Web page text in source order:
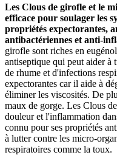
Les Clous de girofle et le
efficace pour soulager les
propriétés expectorantes,
antibactériennes et anti-
girofle sont riches en
antiseptique qui peut aider à
de rhume et d'infections
expectorantes car il aide à
éliminer les viscosités. De
maux de gorge. Les Clous
douleur et l'inflammation
connu pour ses propriétés
à lutter contre les micro-
respiratoires comme la toux.